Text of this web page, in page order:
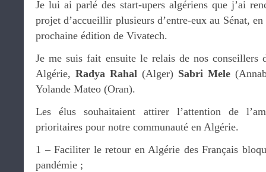
Je lui ai parlé des start-upers algériens que j’ai
projet d’accueillir plusieurs d’entre-eux au Sénat,
prochaine édition de Vivatech.
Je me suis fait ensuite le relais de nos conseillers
Algérie, Radya Rahal (Alger) Sabri Mele
Yolande Mateo (Oran).
Les élus souhaitaient attirer l’attention de
prioritaires pour notre communauté en Algérie.
1 – Faciliter le retour en Algérie des Français
pandémie ;